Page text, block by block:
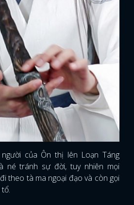
của Ôn thị lên Loạn Táng
né tránh sự đời, tuy nhiên mọi
theo tà ma ngoại đạo và còn gọi